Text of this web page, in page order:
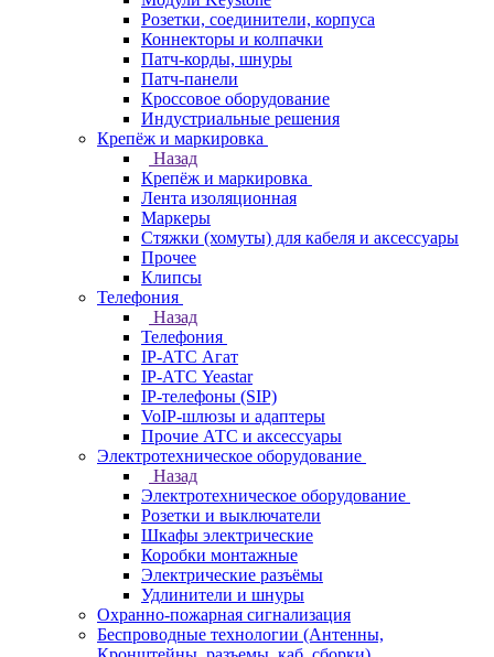
Розетки, соединители, корпуса
Коннекторы и колпачки
Патч-корды, шнуры
Патч-панели
Кроссовое оборудование
Индустриальные решения
Крепёж и маркировка
Назад
Крепёж и маркировка
Лента изоляционная
Маркеры
Стяжки (хомуты) для кабеля и аксессуары
Прочее
Клипсы
Телефония
Назад
Телефония
IP-АТС Агат
IP-АТС Yeastar
IP-телефоны (SIP)
VoIP-шлюзы и адаптеры
Прочие АТС и аксессуары
Электротехническое оборудование
Назад
Электротехническое оборудование
Розетки и выключатели
Шкафы электрические
Коробки монтажные
Электрические разъёмы
Удлинители и шнуры
Охранно-пожарная сигнализация
Беспроводные технологии (Антенны,